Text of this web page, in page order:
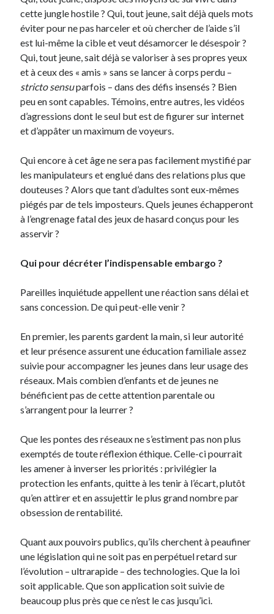
cette jungle hostile ? Qui, tout jeune, sait déjà quels mots
éviter pour ne pas harceler et où chercher de l’aide s’il
est lui-même la cible et veut désamorcer le désespoir ?
Qui, tout jeune, sait déjà se valoriser à ses propres yeux
et à ceux des « amis » sans se lancer à corps perdu –
stricto sensuparfois – dans des défis insensés ? Bien
peu en sont capables. Témoins, entre autres, les vidéos
d’agressions dont le seul but est de figurer sur internet
et d’appâter un maximum de voyeurs.
Qui encore à cet âge ne sera pas facilement mystifié par
les manipulateurs et englué dans des relations plus que
douteuses ? Alors que tant d’adultes sont eux-mêmes
piégés par de tels imposteurs. Quels jeunes échapperont
à l’engrenage fatal des jeux de hasard conçus pour les
asservir ?
Qui pour décréter l’indispensable embargo ?
Pareilles inquiétude appellent une réaction sans délai et
sans concession. De qui peut-elle venir ?
En premier, les parents gardent la main, si leur autorité
et leur présence assurent une éducation familiale assez
suivie pour accompagner les jeunes dans leur usage des
réseaux. Mais combien d’enfants et de jeunes ne
bénéficient pas de cette attention parentale ou
s’arrangent pour la leurrer ?
Que les pontes des réseaux ne s’estiment pas non plus
exemptés de toute réflexion éthique. Celle-ci pourrait
les amener à inverser les priorités : privilégier la
protection les enfants, quitte à les tenir à l’écart, plutôt
qu’en attirer et en assujettir le plus grand nombre par
obsession de rentabilité.
Quant aux pouvoirs publics, qu’ils cherchent à peaufiner
une législation qui ne soit pas en perpétuel retard sur
l’évolution – ultrarapide – des technologies. Que la loi
soit applicable. Que son application soit suivie de
beaucoup plus près que ce n’est le cas jusqu’ici.